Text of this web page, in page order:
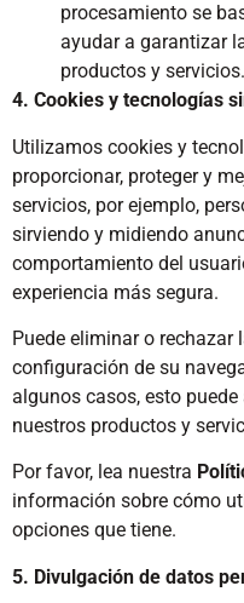
procesamiento se
ayudar a garantizar
productos y servicios.
4. Cookies y tecnologías
Utilizamos cookies y
proporcionar, proteger y
servicios, por ejemplo,
sirviendo y midiendo
comportamiento del
experiencia más segura.
Puede eliminar o rechazar
configuración de su
algunos casos, esto
nuestros productos y
Por favor, lea nuestra
información sobre cómo
opciones que tiene.
5. Divulgación de datos